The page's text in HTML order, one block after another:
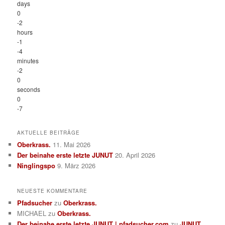
days
0
-2
hours
-1
-4
minutes
-2
0
seconds
0
-7
AKTUELLE BEITRÄGE
Oberkrass. 11. Mai 2026
Der beinahe erste letzte JUNUT 20. April 2026
Ninglingspo 9. März 2026
NEUESTE KOMMENTARE
Pfadsucher zuOberkrass.
MICHAEL zuOberkrass.